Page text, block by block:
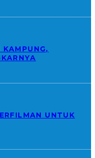
UNTUK